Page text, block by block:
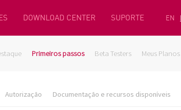
DOWNLOAD CENTER SUPORTE EN
Primeiros passos Beta Testers Meus Planos
Autorização Documentação e recursos disponíveis